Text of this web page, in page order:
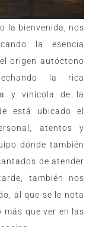
la bienvenida, nos
la esencia
origen autóctono
la rica
y vinícola de la
está ubicado el
atentos y
dónde también
de atender
también nos
al que se le nota
que ver en las